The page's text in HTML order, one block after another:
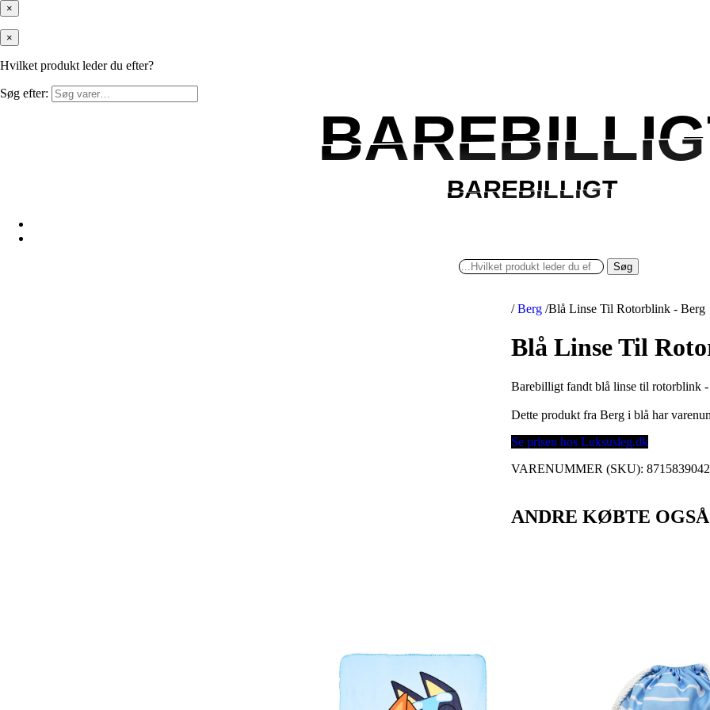
×
×
Hvilket produkt leder du efter?
Søg efter:
BAREBILLIGT
BAREBILLIGT
Søg
/ Berg /Blå Linse Til Rotorblink - Berg
Blå Linse Til
Barebilligt fandt blå linse til rotorblink
Dette produkt fra Berg i blå har
Se prisen hos Luksusleg.dk
VARENUMMER (SKU):
ANDRE KØBTE OGSÅ